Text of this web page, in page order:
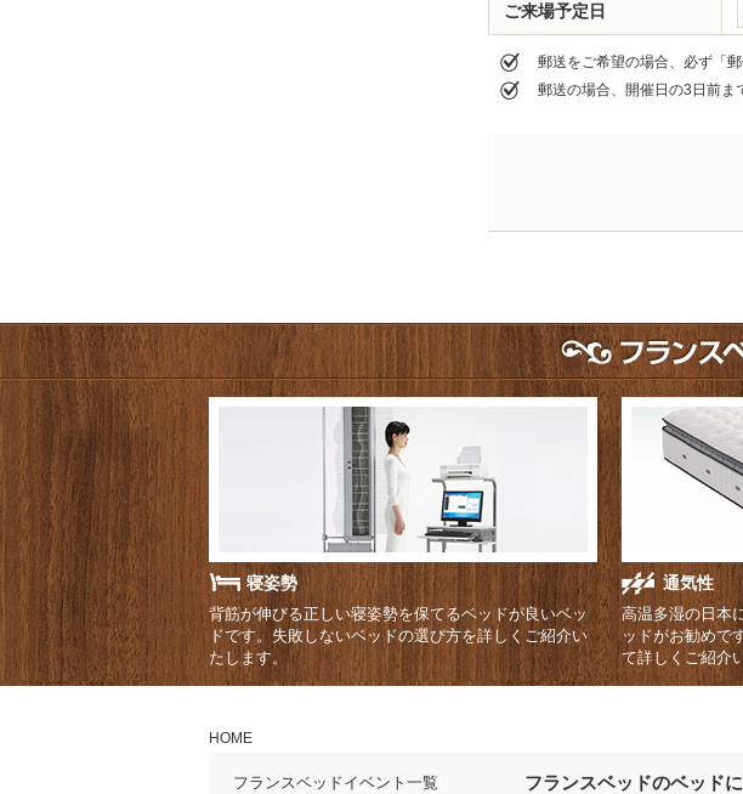
ご来場予定日
郵送をご希望の場合、必ず「
郵送の場合、開催日の3日前ま
寝姿勢
背筋が伸びる正しい寝姿勢を保てるベッドが良いベッ
ドです。失敗しないベッドの選び方を詳しくご紹介い
たします。
通気性
高温多湿の日本
ッドがお勧めで
て詳しくご紹介
HOME
フランスベッドイベント一覧 フランスベッドのベッド